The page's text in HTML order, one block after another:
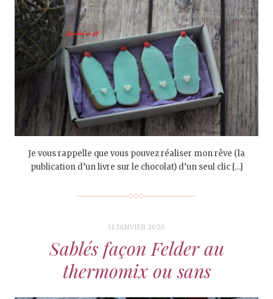
Je vous rappelle que vous pouvez réaliser mon rêve (la
publication d’un livre sur le chocolat) d’un seul clic […]
31 JANVIER 2020
Sablés façon Felder au
thermomix ou sans